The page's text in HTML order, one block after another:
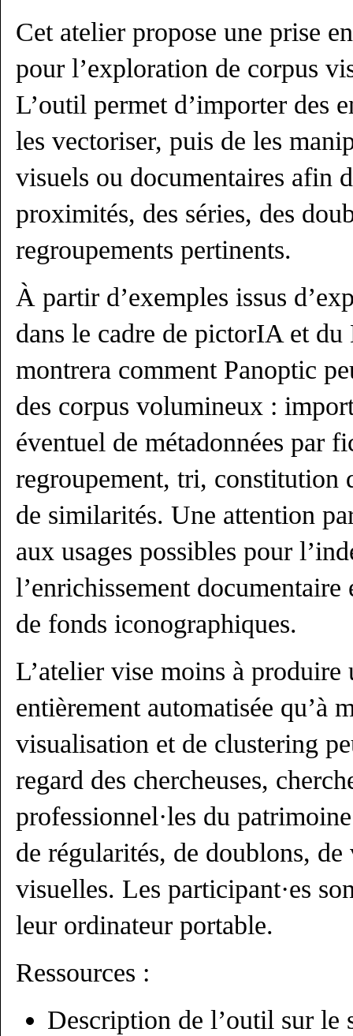
Cet atelier propose une prise
pour l’exploration de corpus
L’outil permet d’importer des
les vectoriser, puis de les
visuels ou documentaires afin
proximités, des séries, des
regroupements pertinents.
À partir d’exemples issus
dans le cadre de pictorIA et
montrera comment Panoptic
des corpus volumineux :
éventuel de métadonnées par
regroupement, tri, constitution
de similarités. Une attention
aux usages possibles pour
l’enrichissement
de fonds iconographiques.
L’atelier vise moins à produire
entièrement automatisée qu’à
visualisation et de clustering
regard des chercheuses,
professionnel·les du
de régularités, de doublons,
visuelles. Les participant·es
leur ordinateur portable.
Ressources :
Description de l’outil sur le